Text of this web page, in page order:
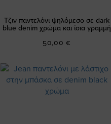
Τζιν παντελόνι ψηλόμεσο σε dark
blue denim χρώμα και ίσια γραμμή
50,00 €